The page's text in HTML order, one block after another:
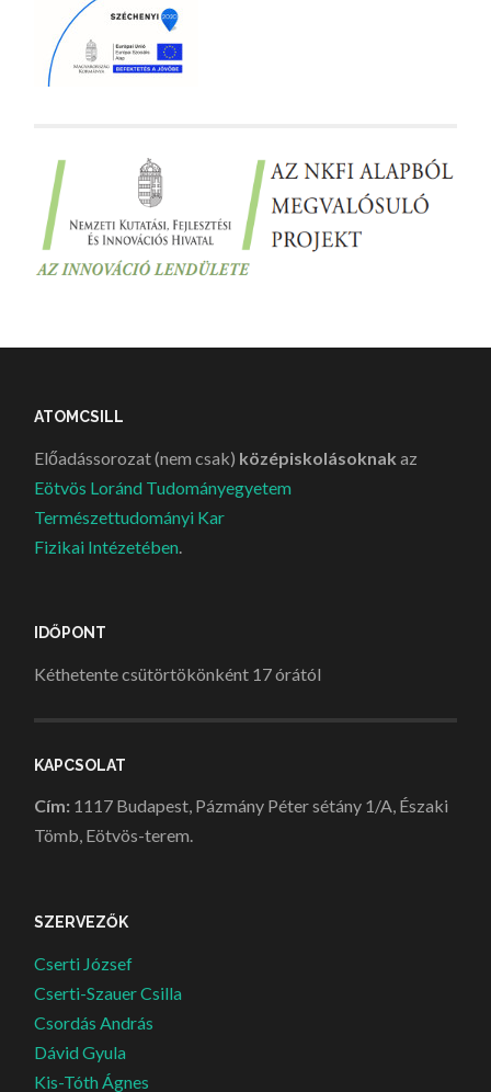
ATOMCSILL
Előadássorozat (nem csak) középiskolásoknak az
Eötvös Loránd Tudományegyetem
Természettudományi Kar
Fizikai Intézetében.
IDŐPONT
Kéthetente csütörtökönként 17 órától
KAPCSOLAT
Cím: 1117 Budapest, Pázmány Péter sétány 1/A, Északi
Tömb, Eötvös-terem.
SZERVEZŐK
Cserti József
Cserti-Szauer Csilla
Csordás András
Dávid Gyula
Kis-Tóth Ágnes